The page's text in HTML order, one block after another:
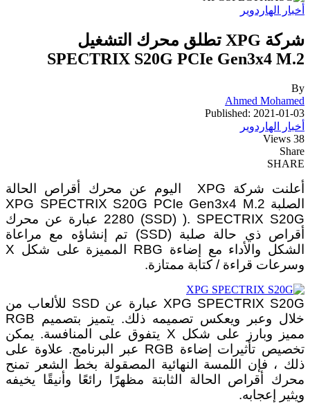
أخبار الهاردوير
شركة XPG تطلق محرك التشغيل
SPECTRIX S20G PCIe Gen3x4 M.2
By
Ahmed Mohamed
Published: 2021-01-03
أخبار الهاردوير
38 Views
Share
SHARE
أعلنت شركة XPG اليوم عن محرك أقراص الحالة
الصلبة XPG SPECTRIX S20G PCIe Gen3x4 M.2
2280 (SSD) ). SPECTRIX S20G عبارة عن محرك
أقراص ذي حالة صلبة (SSD) تم إنشاؤه مع مراعاة
الشكل والأداء مع إضاءة RBG المميزة على شكل X
وسرعات قراءة / كتابة ممتازة.
XPG SPECTRIX S20G عبارة عن SSD للألعاب من
خلال وعبر ويعكس تصميمه ذلك. يتميز بتصميم RGB
مميز وبارز على شكل X يتفوق على المنافسة. يمكن
تخصيص تأثيرات إضاءة RGB عبر البرنامج. علاوة على
ذلك ، فإن اللمسة النهائية المصقولة بخط الشعر تمنح
محرك أقراص الحالة الثابتة مظهرًا رائعًا وأنيقًا يخيفه
ويثير إعجابه.